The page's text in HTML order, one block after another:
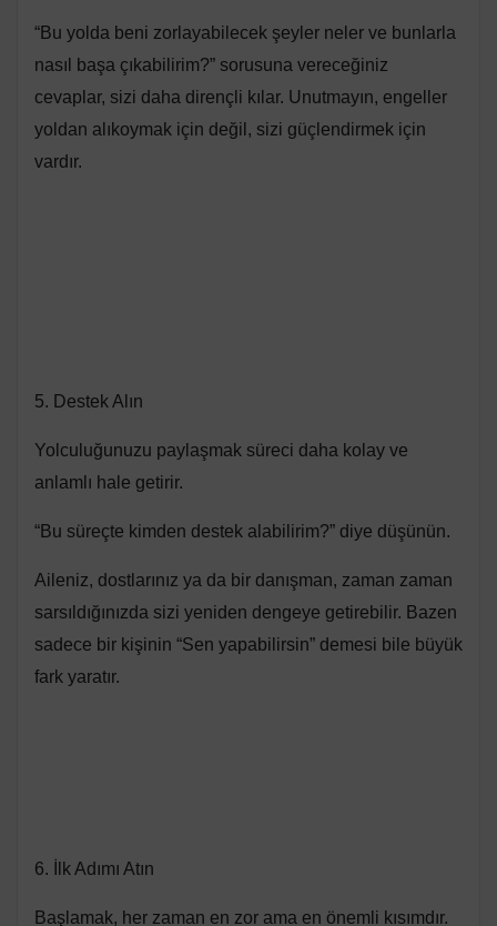
“Bu yolda beni zorlayabilecek şeyler neler ve bunlarla
nasıl başa çıkabilirim?” sorusuna vereceğiniz
cevaplar, sizi daha dirençli kılar. Unutmayın, engeller
yoldan alıkoymak için değil, sizi güçlendirmek için
vardır.
5. Destek Alın
Yolculuğunuzu paylaşmak süreci daha kolay ve
anlamlı hale getirir.
“Bu süreçte kimden destek alabilirim?” diye düşünün.
Aileniz, dostlarınız ya da bir danışman, zaman zaman
sarsıldığınızda sizi yeniden dengeye getirebilir. Bazen
sadece bir kişinin “Sen yapabilirsin” demesi bile büyük
fark yaratır.
6. İlk Adımı Atın
Başlamak, her zaman en zor ama en önemli kısımdır.